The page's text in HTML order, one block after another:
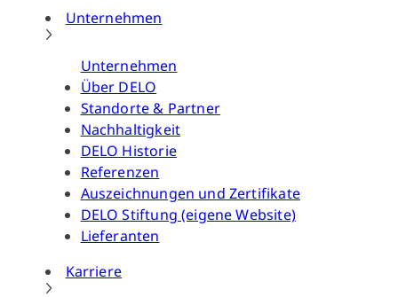
Unternehmen
Unternehmen
Über DELO
Standorte & Partner
Nachhaltigkeit
DELO Historie
Referenzen
Auszeichnungen und Zertifikate
DELO Stiftung (eigene Website)
Lieferanten
Karriere